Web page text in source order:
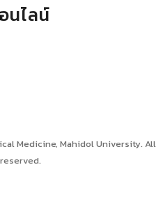
นไลน์
Medicine, Mahidol University. All